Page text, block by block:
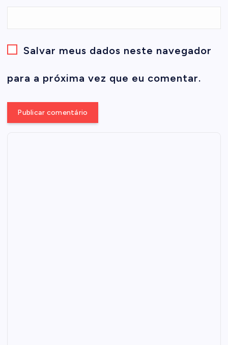
Salvar meus dados neste navegador
para a próxima vez que eu comentar.